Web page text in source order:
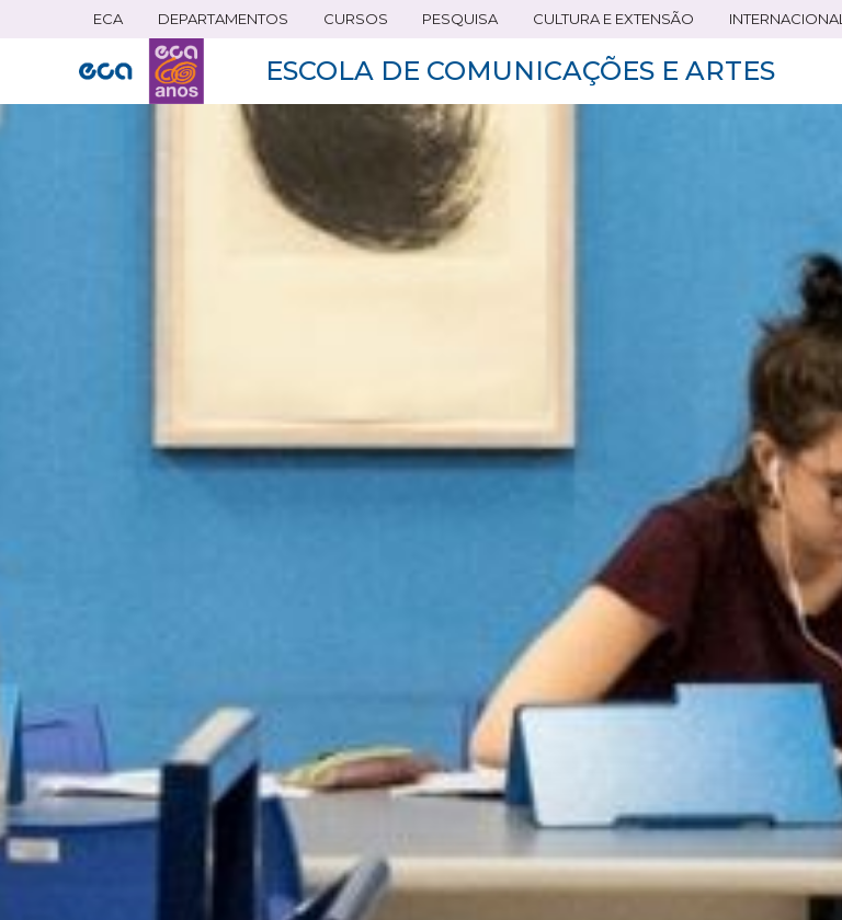
conteúdo
principal
ECA DEPARTAMENTOS CURSOS PESQUISA CULTURA E EXTENSÃO INTERNACIONAL
ESCOLA DE COMUNICAÇÕES E ARTES